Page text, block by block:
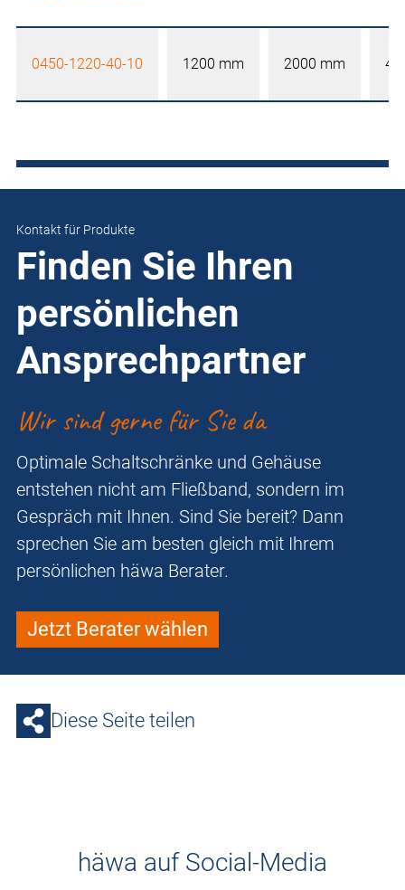
0450-1220-40-10 1200 mm 2000 mm
Kontakt für Produkte
Finden Sie Ihren
persönlichen
Ansprechpartner
Wir sind gerne für Sie da
Optimale Schaltschränke und Gehäuse
entstehen nicht am Fließband, sondern im
Gespräch mit Ihnen. Sind Sie bereit? Dann
sprechen Sie am besten gleich mit Ihrem
persönlichen häwa Berater.
Jetzt Berater wählen
Diese Seite teilen
häwa auf Social-Media